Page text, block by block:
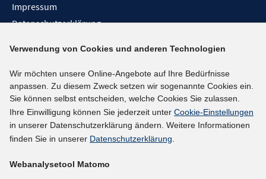
Impressum
Datenschutzerklärung
Barrieren melden
Social-Media-Kanäle
BlueSky
YouTube
LinkedIn
kununu
Verwendung von Cookies und anderen Technologien
Wir möchten unsere Online-Angebote auf Ihre Bedürfnisse
anpassen. Zu diesem Zweck setzen wir sogenannte Cookies ein.
Sie können selbst entscheiden, welche Cookies Sie zulassen.
Ihre Einwilligung können Sie jederzeit unter Cookie-Einstellungen
in unserer Datenschutzerklärung ändern. Weitere Informationen
finden Sie in unserer Datenschutzerklärung.
Webanalysetool Matomo